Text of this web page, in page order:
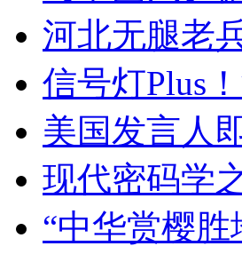
河北无腿老
信号灯Plus
美国发言人
现代密码学
“中华赏樱